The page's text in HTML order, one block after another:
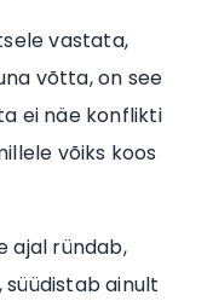
vastata,
võtta, on see
ei näe konflikti
võiks koos
ajal ründab,
ainult